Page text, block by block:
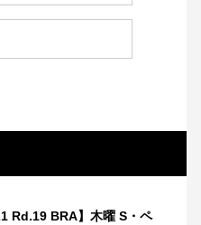
Rd.19 BRA】木曜 S・ペ